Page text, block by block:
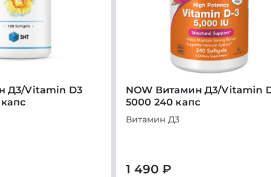
Д3/Vitamin D3
NOW Витамин Д3/Vitamin
5000 240 капс
Витамин Д3
1 490 ₽